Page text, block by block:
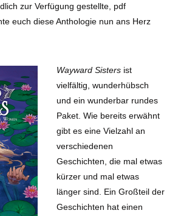
zur Verfügung gestellte, pdf
euch diese Anthologie nun ans Herz
Wayward Sistersist
vielfältig, wunderhübsch
und ein wunderbar rundes
Paket. Wie bereits erwähnt
gibt es eine Vielzahl an
verschiedenen
Geschichten, die mal etwas
kürzer und mal etwas
länger sind. Ein Großteil der
Geschichten hat einen